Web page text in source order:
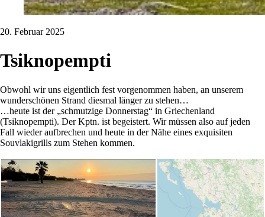
20. Februar 2025
Tsiknopempti
Obwohl wir uns eigentlich fest vorgenommen haben, an unserem
wunderschönen Strand diesmal länger zu stehen…
…heute ist der „schmutzige Donnerstag“ in Griechenland
(Tsiknopempti). Der Kptn. ist begeistert. Wir müssen also auf jeden
Fall wieder aufbrechen und heute in der Nähe eines exquisiten
Souvlakigrills zum Stehen kommen.